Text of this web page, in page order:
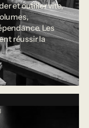
et outiller vite,
Les
réussir la